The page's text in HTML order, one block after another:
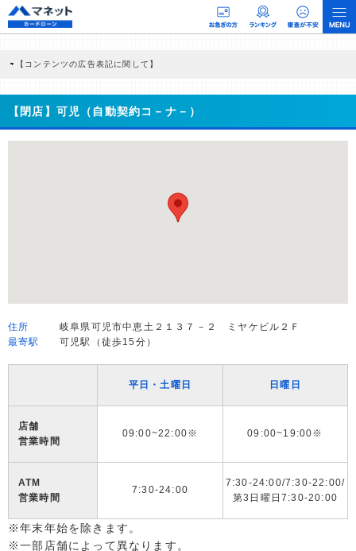
【コンテンツの広告表記に関して】
商品を根拠なくPRするものではなく、当編集部の調査／ユーザーへの口コミ収集な
どに基づき、公平性を担保した情報提供を行っています。
>提携企業一覧
【閉店】可児（自動契約コ－ナ－）
住所
岐阜県可児市中恵土２１３７－２ ミヤケビル２Ｆ
最寄駅
可児駅（徒歩15分）
平日・土曜日 日曜日
店舗
営業時間
09:00~22:00※ 09:00~19:00※
ATM
営業時間
7:30-24:00
7:30-24:00/7:30-22:00/
第3日曜日7:30-20:00
※年末年始を除きます。
※一部店舗によって異なります。